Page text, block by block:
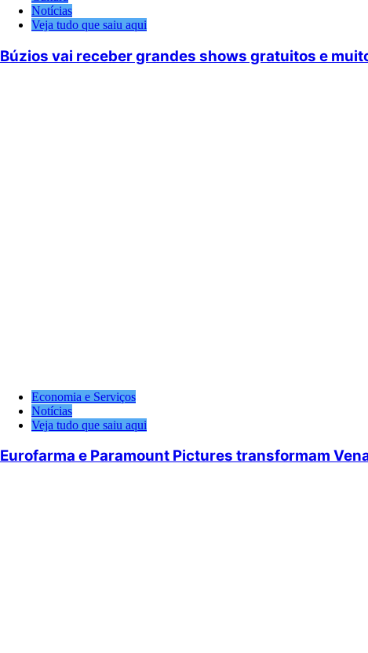
Notícias
Veja tudo que saiu aqui
Búzios vai receber grandes shows gratuitos e
Economia e Serviços
Notícias
Veja tudo que saiu aqui
Eurofarma e Paramount Pictures transformam